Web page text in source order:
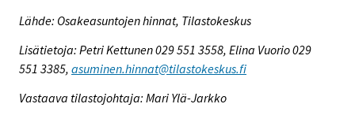
Lähde: Osakeasuntojen hinnat, Tilastokeskus
Lisätietoja: Petri Kettunen 029 551 3558, Elina Vuorio 029
551 3385, asuminen.hinnat@tilastokeskus.fi
Vastaava tilastojohtaja: Mari Ylä-Jarkko